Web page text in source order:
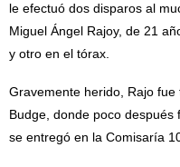
le efectuó dos disparos al
Miguel Ángel Rajoy, de 21
y otro en el tórax.
Gravemente herido, Rajo
Budge, donde poco después
se entregó en la Comisaría